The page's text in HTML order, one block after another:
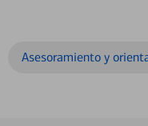
Asesoramiento y